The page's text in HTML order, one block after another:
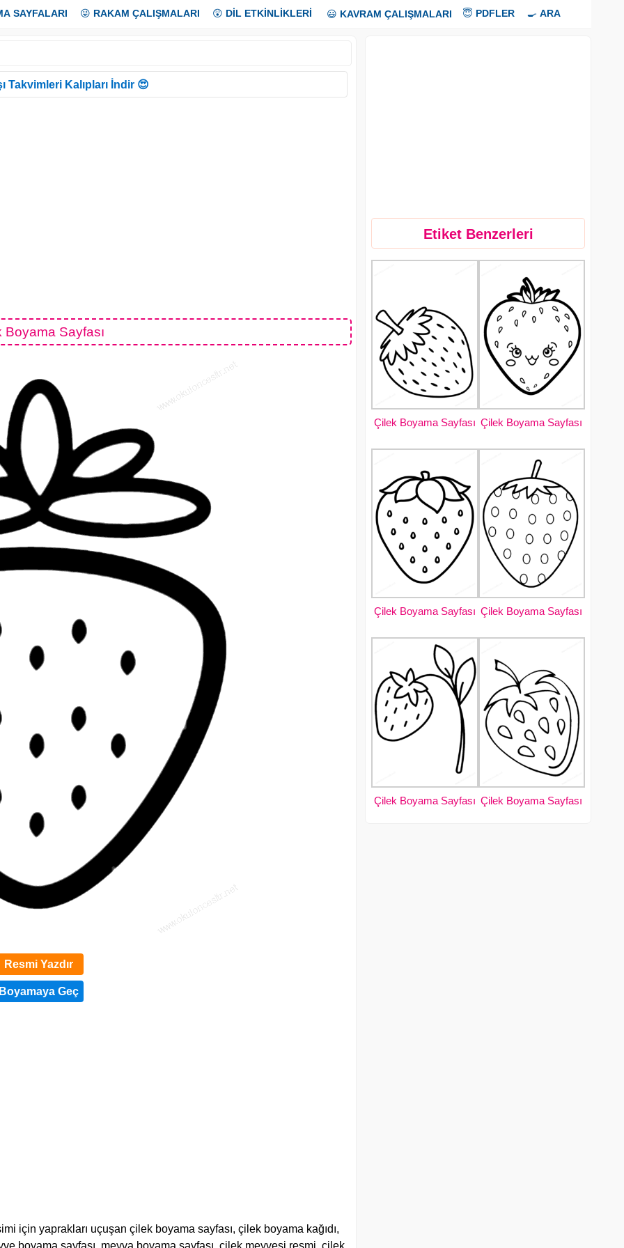
SAYFALARI 😜 RAKAM ÇALIŞMALARI 😲 DİL ETKİNLİKLERİ 😃 KAVRAM ÇALIŞMALARI 😇 PDFLER 🍳 ARA
Takvimleri Kalıpları İndir 😍
Boyama Sayfası
Resmi Yazdır
için yaprakları uçuşan çilek boyama sayfası, çilek boyama kağıdı,
boyama sayfası, meyva boyama sayfası, çilek meyvesi resmi, çilek
Etiket Benzerleri
Çilek Boyama Sayfası Çilek Boyama Sayfası
Çilek Boyama Sayfası Çilek Boyama Sayfası
Çilek Boyama Sayfası Çilek Boyama Sayfası